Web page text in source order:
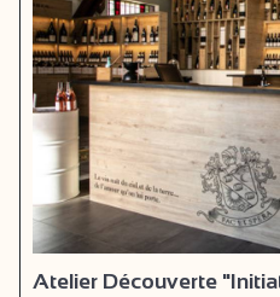
Atelier Découverte